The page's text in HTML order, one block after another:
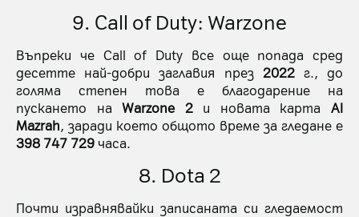
9. Call of Duty: Warzone
Въпреки че Call of Duty все още попада сред
десетте най-добри заглавия през 2022г., до
голяма степен това е благодарение на
пускането наWarzone 2и новата картаAl
Mazrah, заради което общото време за гледане е
398 747 729 часа.
8. Dota 2
Почти изравнявайки записаната си гледаемост